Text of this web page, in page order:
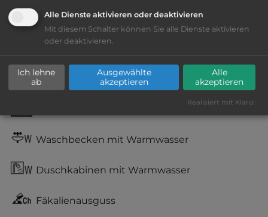
kiesig, harter Grund
Stromanschluss
Waschbecken mit Warmwasser
Duschkabinen mit Warmwasser
Fäkalienausguss
Alle Dienste aktivieren oder deaktivieren
Mit diesem Schalter können Sie alle Dienste aktivieren
oder deaktivieren.
Ich lehne
ab
Ausgewählte
akzeptieren
Alle
akzeptieren
Realisiert mit Klaro!